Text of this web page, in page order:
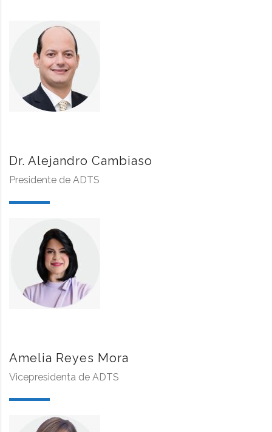
Dr. Alejandro Cambiaso
Presidente de ADTS
Amelia Reyes Mora
Vicepresidenta de ADTS